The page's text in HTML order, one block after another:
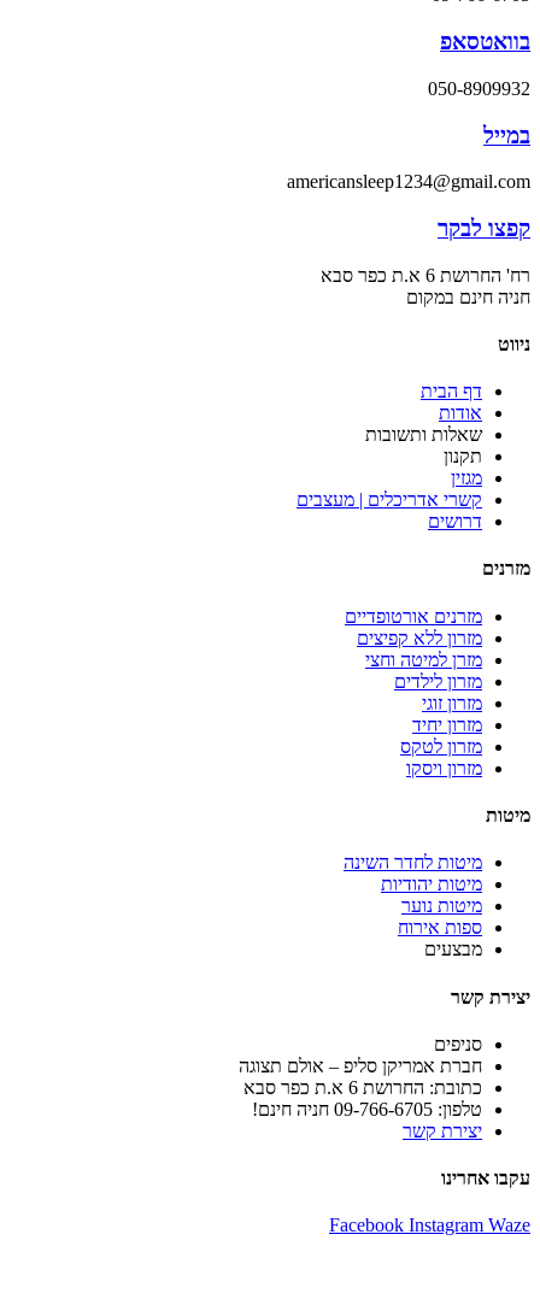
בוואטסאפ
050-8909932
במייל
americansleep1234@gmail.com
קפצו לבקר
רח' החרושת 6 א.ת כפר סבא
חניה חינם במקום
ניווט
דף הבית
אודות
שאלות ותשובות
תקנון
מגזין
קשרי אדריכלים | מעצבים
דרושים
מזרנים
מזרנים אורטופדיים
מזרון ללא קפיצים
מזרן למיטה וחצי
מזרון לילדים
מזרון זוגי
מזרון יחיד
מזרון לטקס
מזרון ויסקו
מיטות
מיטות לחדר השינה
מיטות יהודיות
מיטות נוער
ספות אירוח
מבצעים
יצירת קשר
סניפים
חברת אמריקן סליפ – אולם תצוגה
כתובת: החרושת 6 א.ת כפר סבא
טלפון: 09-766-6705 חניה חינם!
יצירת קשר
עקבו אחרינו
Facebook Instagram Waze